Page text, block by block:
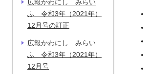
広報かわにし みらい
ふ 令和3年（2021年）
12月号の訂正
広報かわにし みらい
ふ 令和3年（2021年）
12月号